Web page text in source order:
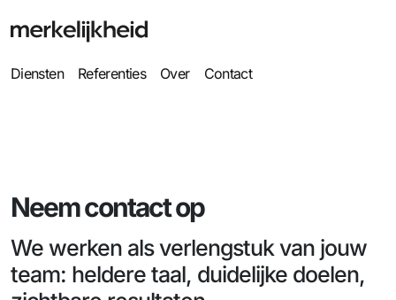
Diensten Referenties Over Contact
Neem contact op
We werken als verlengstuk van jouw
team: heldere taal, duidelijke doelen,